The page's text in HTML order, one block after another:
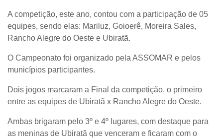
A competição, este ano, contou com a participação de 05
equipes, sendo elas: Mariluz, Goioerê, Moreira Sales,
Rancho Alegre do Oeste e Ubiratã.
O Campeonato foi organizado pela ASSOMAR e pelos
municípios participantes.
Dois jogos marcaram a Final da competição, o primeiro
entre as equipes de Ubiratã x Rancho Alegre do Oeste.
Ambas brigaram pelo 3º e 4º lugares, com destaque para
as meninas de Ubiratã que venceram e ficaram com o